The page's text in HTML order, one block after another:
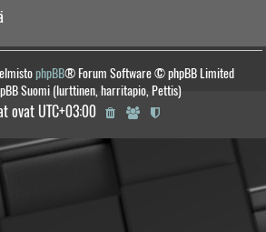
phpBB® Forum Software © phpBB Limited
Suomi (lurttinen, harritapio, Pettis)
ovat UTC+03:00